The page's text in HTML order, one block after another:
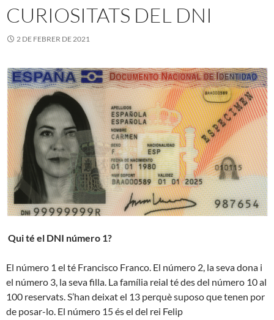
CURIOSITATS DEL DNI
2 DE FEBRER DE 2021
Qui té el DNI número 1?
El número 1 el té Francisco Franco. El número 2, la seva dona i
el número 3, la seva filla. La família reial té des del número 10 al
100 reservats. S’han deixat el 13 perquè suposo que tenen por
de posar-lo. El número 15 és el del rei Felip